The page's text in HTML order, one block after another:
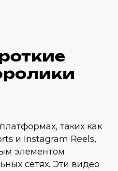
таких как
и Instagram Reels,
элементом
сетях. Эти видео